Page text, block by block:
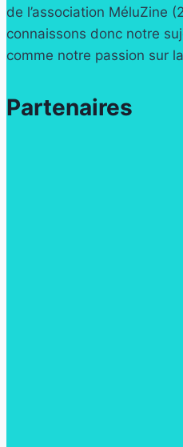
de l’association MéluZine
connaissons donc notre
comme notre passion sur
Partenaires